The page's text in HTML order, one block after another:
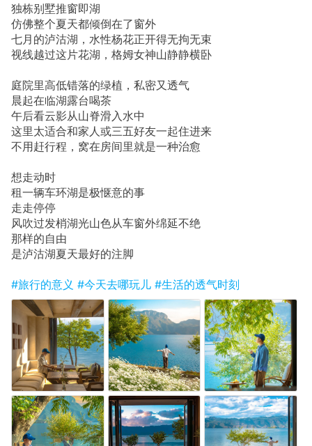
独栋别墅推窗即湖
仿佛整个夏天都倾倒在了窗外
七月的泸沽湖，水性杨花正开得无拘无束
视线越过这片花湖，格姆女神山静静横卧
庭院里高低错落的绿植，私密又透气
晨起在临湖露台喝茶
午后看云影从山脊滑入水中
这里太适合和家人或三五好友一起住进来
不用赶行程，窝在房间里就是一种治愈
想走动时
租一辆车环湖是极惬意的事
走走停停
风吹过发梢湖光山色从车窗外绵延不绝
那样的自由
是泸沽湖夏天最好的注脚
#旅行的意义 #今天去哪玩儿 #生活的透气时刻